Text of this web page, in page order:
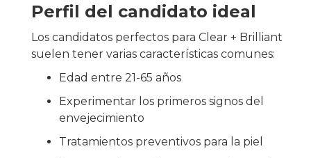
Perfil del candidato ideal
Los candidatos perfectos para Clear + Brilliant
suelen tener varias características comunes:
Edad entre 21-65 años
Experimentar los primeros signos del
envejecimiento
Tratamientos preventivos para la piel